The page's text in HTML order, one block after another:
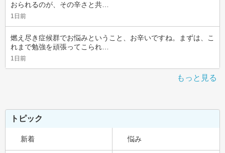
おられるのが、その辛さと共…
1日前
燃え尽き症候群でお悩みということ、お辛いですね。まずは、こ
れまで勉強を頑張ってこられ…
1日前
もっと見る
トピック
新着 悩み